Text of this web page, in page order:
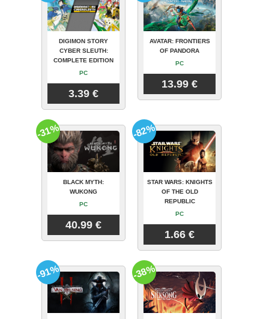
DIGIMON STORY
CYBER SLEUTH:
COMPLETE EDITION
PC
3.39 €
AVATAR: FRONTIERS
OF PANDORA
PC
13.99 €
BLACK MYTH:
WUKONG
PC
40.99 €
-31%
STAR WARS: KNIGHTS
OF THE OLD
REPUBLIC
PC
1.66 €
-82%
-91% -38%